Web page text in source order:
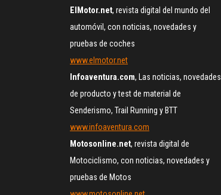
ElMotor.net, revista digital del mundo del
automóvil, con noticias, novedades y
pruebas de coches
www.elmotor.net
Infoaventura.com, Las noticias, novedades
de producto y test de material de
Senderismo, Trail Running y BTT
www.infoaventura.com
Motosonline.net, revista digital de
Motociclismo, con noticias, novedades y
pruebas de Motos